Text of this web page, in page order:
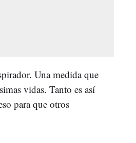
Una medida que
vidas. Tanto es así
para que otros